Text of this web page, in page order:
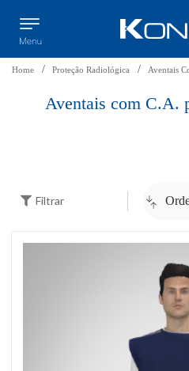
Home Proteção Radiológica Aventais
Aventais com C.A.
Filtrar